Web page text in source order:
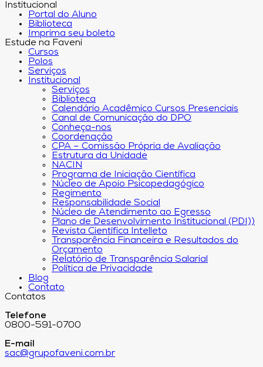
Institucional
Portal do Aluno
Biblioteca
Imprima seu boleto
Estude na Faveni
Cursos
Polos
Serviços
Institucional
Serviços
Biblioteca
Calendário Acadêmico Cursos Presenciais
Canal de Comunicação do DPO
Conheça-nos
Coordenação
CPA – Comissão Própria de Avaliação
Estrutura da Unidade
NACIN
Programa de Iniciação Científica
Núcleo de Apoio Psicopedagógico
Regimento
Responsabilidade Social
Núcleo de Atendimento ao Egresso
Plano de Desenvolvimento Institucional (PDI))
Revista Científica Intelleto
Transparência Financeira e Resultados do
Orçamento
Relatório de Transparência Salarial
Política de Privacidade
Blog
Contato
Contatos
Telefone
0800-591-0700
E-mail
sac@grupofaveni.com.br